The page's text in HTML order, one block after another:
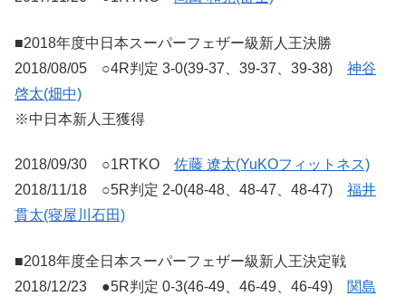
■2018年度中日本スーパーフェザー級新人王決勝
2018/08/05 ○4R判定 3-0(39-37、39-37、39-38) 神谷
啓太(畑中)
※中日本新人王獲得
2018/09/30 ○1RTKO 佐藤 遼太(YuKOフィットネス)
2018/11/18 ○5R判定 2-0(48-48、48-47、48-47) 福井
貫太(寝屋川石田)
■2018年度全日本スーパーフェザー級新人王決定戦
2018/12/23 ●5R判定 0-3(46-49、46-49、46-49) 関島